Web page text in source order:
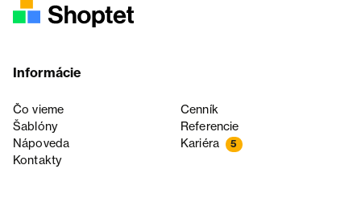
Informácie
Čo vieme
Cenník
Šablóny
Referencie
Nápoveda
Kariéra 5
Kontakty